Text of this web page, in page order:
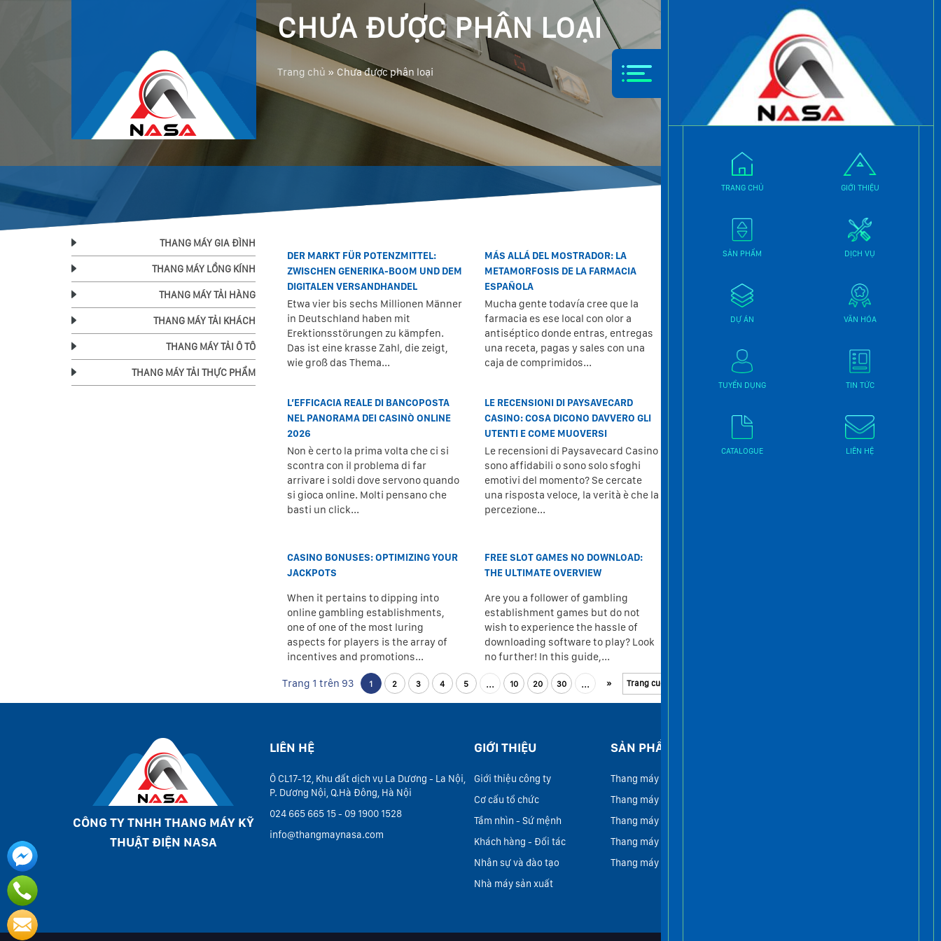
TRANG CHỦ GIỚI THIỆU
SẢN PHẨM DỊCH VỤ
DỰ ÁN VĂN HÓA
TUYỂN DỤNG TIN TỨC
CATALOGUE LIÊN HỆ
CHƯA ĐƯỢC PHÂN LOẠI
Trang chủ » Chưa được phân loại
THANG MÁY GIA ĐÌNH
THANG MÁY LỒNG KÍNH
THANG MÁY TẢI HÀNG
THANG MÁY TẢI KHÁCH
THANG MÁY TẢI Ô TÔ
THANG MÁY TẢI THỰC PHẨM
DER MARKT FÜR POTENZMITTEL:
ZWISCHEN GENERIKA-BOOM UND DEM
DIGITALEN VERSANDHANDEL
Etwa vier bis sechs Millionen Männer
in Deutschland haben mit
Erektionsstörungen zu kämpfen.
Das ist eine krasse Zahl, die zeigt,
wie groß das Thema...
MÁS ALLÁ DEL MOSTRADOR: LA
METAMORFOSIS DE LA FARMACIA
ESPAÑOLA
Mucha gente todavía cree que la
farmacia es ese local con olor a
antiséptico donde entras, entregas
una receta, pagas y sales con una
caja de comprimidos...
MÁS ALLÁ DEL SIMPLE DESPACHO DE
SERVICIO FARMACÉUTICO EN ESPAÑA
Si piensas que ir a la farmacia es solo
entregar una receta, pagar y salir
perdiendo la mitad de la historia. La
farmacia...
L’EFFICACIA REALE DI BANCOPOSTA
NEL PANORAMA DEI CASINÒ ONLINE
2026
Non è certo la prima volta che ci si
scontra con il problema di far
arrivare i soldi dove servono quando
si gioca online. Molti pensano che
basti un click...
LE RECENSIONI DI PAYSAVECARD
CASINO: COSA DICONO DAVVERO GLI
UTENTI E COME MUOVERSI
Le recensioni di Paysavecard Casino
sono affidabili o sono solo sfoghi
emotivi del momento? Se cercate
una risposta veloce, la verità è che la
percezione...
ONLINE: COSA C’È DAVVERO DIETRO
ITCASINOMASTERCART
Molti pensano che leggere le
CASINO BONUSES: OPTIMIZING YOUR
JACKPOTS
When it pertains to dipping into
online gambling establishments,
one of one of the most luring
aspects for players is the array of
incentives and promotions...
FREE SLOT GAMES NO DOWNLOAD:
THE ULTIMATE OVERVIEW
Are you a follower of gambling
establishment games but do not
wish to experience the hassle of
downloading software to play? Look
no further! In this guide,...
Trang 1 trên 93 1 2 3 4 5 ... 10 20 30 ... » Trang cuối »
CÔNG TY TNHH THANG MÁY KỸ
THUẬT ĐIỆN NASA
LIÊN HỆ
Ô CL17-12, Khu đất dịch vụ La Dương - La Nội,
P. Dương Nội, Q.Hà Đông, Hà Nội
024 665 665 15 - 09 1900 1528
info@thangmaynasa.com
GIỚI THIỆU
Giới thiệu công ty
Cơ cấu tổ chức
Tầm nhìn - Sứ mệnh
Khách hàng - Đối tác
Nhân sự và đào tạo
Nhà máy sản xuất
SẢN PHẨM
Thang máy gia đình
Thang máy tải khách
Thang máy lồng kính
Thang máy tải hàng
Thang máy tải thực phẩm